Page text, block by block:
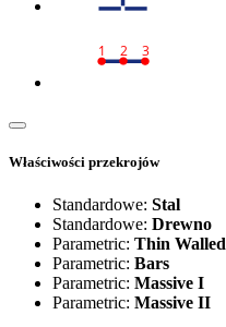
1 2 3
Właściwości przekrojów
Standardowe: Stal
Standardowe: Drewno
Parametric: Thin Walled
Parametric: Bars
Parametric: Massive I
Parametric: Massive II